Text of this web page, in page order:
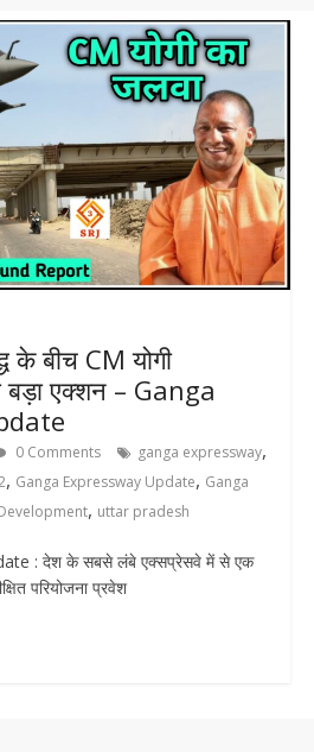
के बीच CM योगी
बड़ा एक्शन – Ganga
0 Comments ganga expressway,
, Ganga Expressway Update, Ganga
, uttar pradesh
: देश के सबसे लंबे एक्सप्रेसवे में से एक
परियोजना प्रवेश